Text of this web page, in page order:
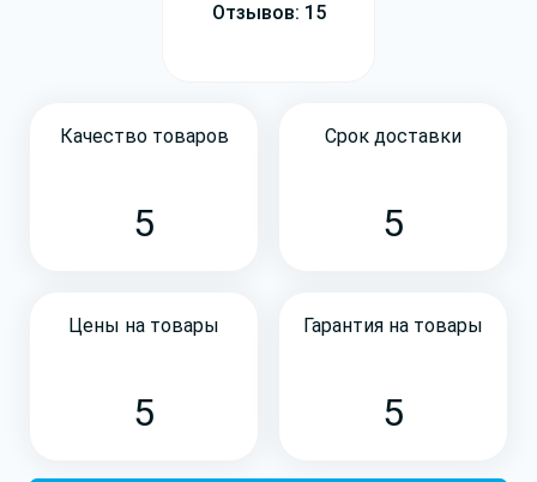
Отзывов: 15
Качество товаров
5
Срок доставки
5
Цены на товары
5
Гарантия на товары
5